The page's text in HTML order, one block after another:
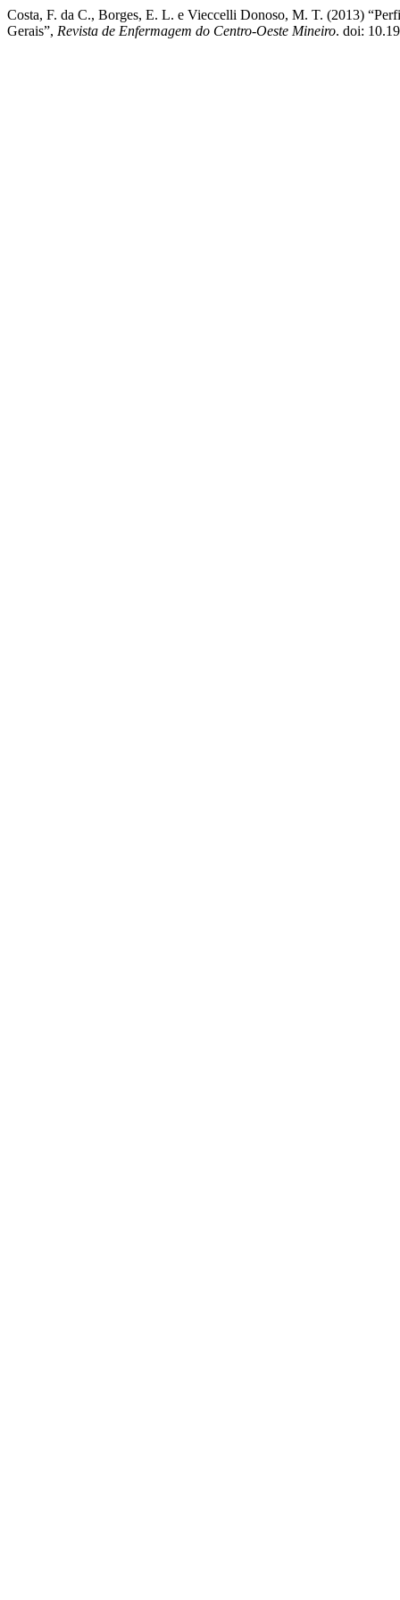
Costa, F. da C., Borges, E. L. e Vieccelli Donoso, M. T. (2013)
Gerais”, Revista de Enfermagem do Centro-Oeste Mineiro. doi: